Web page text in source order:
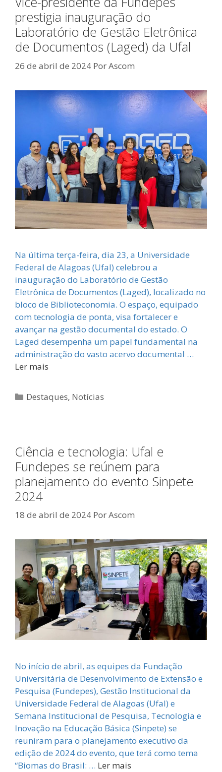
prestigia inauguração do
Laboratório de Gestão Eletrônica
de Documentos (Laged) da Ufal
26 de abril de 2024 PorAscom
Na última terça-feira, dia 23, a Universidade
Federal de Alagoas (Ufal) celebrou a
inauguração do Laboratório de Gestão
Eletrônica de Documentos (Laged), localizado no
bloco de Biblioteconomia. O espaço, equipado
com tecnologia de ponta, visa fortalecer e
avançar na gestão documental do estado. O
Laged desempenha um papel fundamental na
administração do vasto acervo documental …
Ler mais
Categorias
Destaques, Notícias
Ciência e tecnologia: Ufal e
Fundepes se reúnem para
planejamento do evento Sinpete
2024
18 de abril de 2024 PorAscom
No início de abril, as equipes da Fundação
Universitária de Desenvolvimento de Extensão e
Pesquisa (Fundepes), Gestão Institucional da
Universidade Federal de Alagoas (Ufal) e
Semana Institucional de Pesquisa, Tecnologia e
Inovação na Educação Básica (Sinpete) se
reuniram para o planejamento executivo da
edição de 2024 do evento, que terá como tema
“Biomas do Brasil: … Ler mais